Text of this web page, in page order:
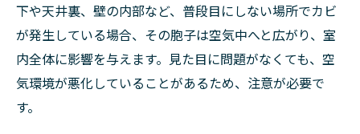
下や天井裏、壁の内部など、普段目にしない場所でカビ
が発生している場合、その胞子は空気中へと広がり、室
内全体に影響を与えます。見た目に問題がなくても、空
気環境が悪化していることがあるため、注意が必要で
す。